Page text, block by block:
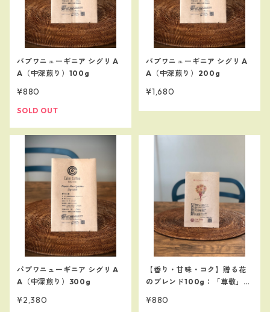
パプワニューギニア シグリ A
A（中深煎り）100g
¥880
SOLD OUT
パプワニューギニア シグリ A
A（中深煎り）200g
¥1,680
パプワニューギニア シグリ A
A（中深煎り）300g
¥2,380
【香り・甘味・コク】贈る花
のブレンド100g：「尊敬」の
った方への贈答用に最適！
¥880